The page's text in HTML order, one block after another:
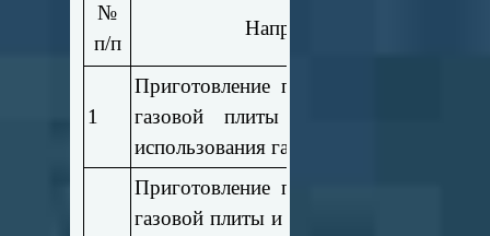
№
п/п
Направления
1
Приготовление пищи и нагрев воды
газовой плиты (в отсутствие
использования газа)
Приготовление пищи и нагрев воды
газовой плиты и нагрев воды с